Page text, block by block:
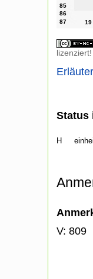
lizenziert!
Status
H
V: 809